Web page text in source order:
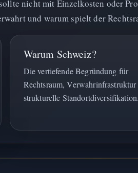
nicht mit Einzelkosten oder
und warum spielt der
Warum Schweiz?
Die vertiefende Begründung für
Rechtsraum, Verwahrinfrastruktur
strukturelle Standortdiversifikation.